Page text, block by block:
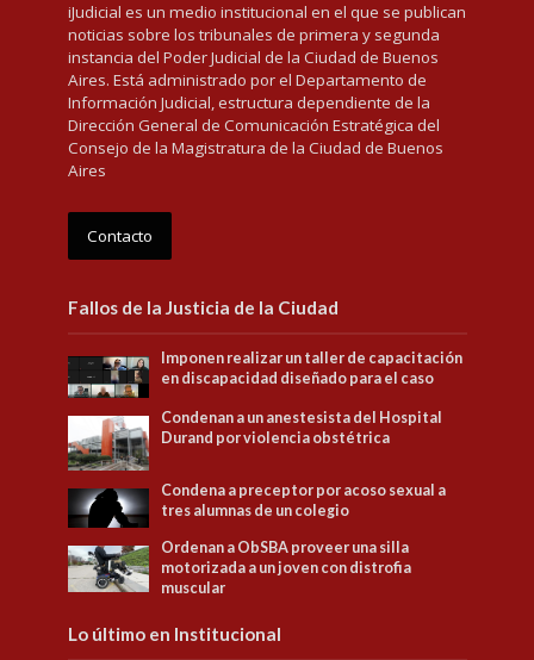
iJudicial es un medio institucional en el que se publican
noticias sobre los tribunales de primera y segunda
instancia del Poder Judicial de la Ciudad de Buenos
Aires. Está administrado por el Departamento de
Información Judicial, estructura dependiente de la
Dirección General de Comunicación Estratégica del
Consejo de la Magistratura de la Ciudad de Buenos
Aires
Contacto
Fallos de la Justicia de la Ciudad
Imponen realizar un taller de capacitación
en discapacidad diseñado para el caso
Condenan a un anestesista del Hospital
Durand por violencia obstétrica
Condena a preceptor por acoso sexual a
tres alumnas de un colegio
Ordenan a ObSBA proveer una silla
motorizada a un joven con distrofia
muscular
Lo último en Institucional